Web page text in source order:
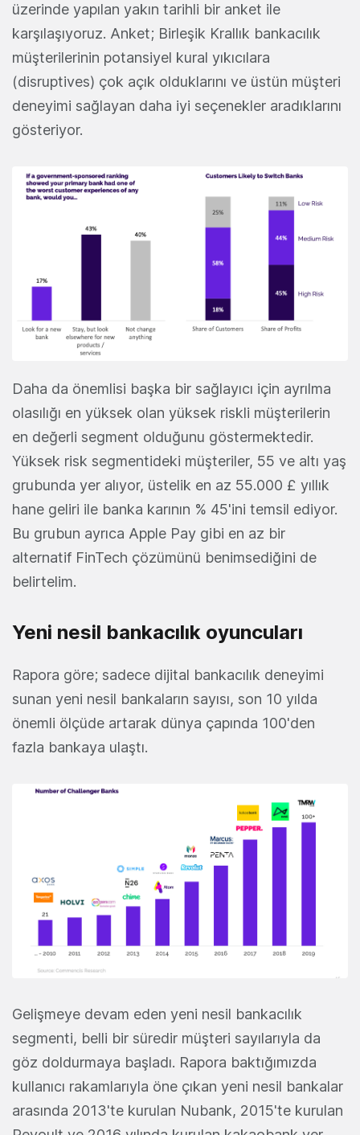
üzerinde yapılan yakın tarihli bir anket ile
karşılaşıyoruz. Anket; Birleşik Krallık bankacılık
müşterilerinin potansiyel kural yıkıcılara
(disruptives) çok açık olduklarını ve üstün müşteri
deneyimi sağlayan daha iyi seçenekler aradıklarını
gösteriyor.
Daha da önemlisi başka bir sağlayıcı için ayrılma
olasılığı en yüksek olan yüksek riskli müşterilerin
en değerli segment olduğunu göstermektedir.
Yüksek risk segmentideki müşteriler, 55 ve altı yaş
grubunda yer alıyor, üstelik en az 55.000 £ yıllık
hane geliri ile banka karının % 45'ini temsil ediyor.
Bu grubun ayrıca Apple Pay gibi en az bir
alternatif FinTech çözümünü benimsediğini de
belirtelim.
Yeni nesil bankacılık oyuncuları
Rapora göre; sadece dijital bankacılık deneyimi
sunan yeni nesil bankaların sayısı, son 10 yılda
önemli ölçüde artarak dünya çapında 100'den
fazla bankaya ulaştı.
Gelişmeye devam eden yeni nesil bankacılık
segmenti, belli bir süredir müşteri sayılarıyla da
göz doldurmaya başladı. Rapora baktığımızda
kullanıcı rakamlarıyla öne çıkan yeni nesil bankalar
arasında 2013'te kurulan Nubank, 2015'te kurulan